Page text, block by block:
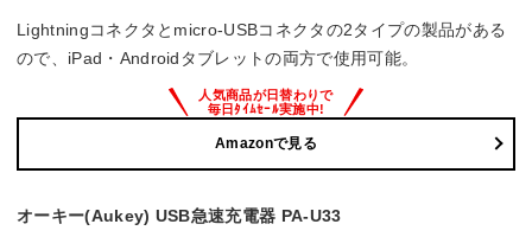
Lightningコネクタとmicro-USBコネクタの2タイプの製品がある
ので、iPad・Androidタブレットの両方で使用可能。
Amazonで見る
オーキー(Aukey) USB急速充電器 PA-U33